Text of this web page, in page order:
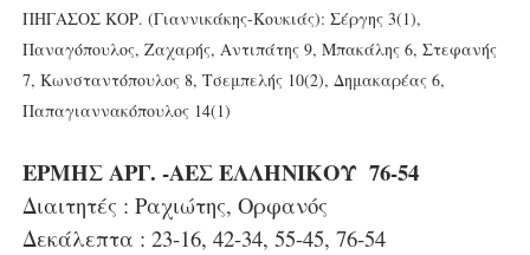
ΠΗΓΑΣΟΣ ΚΟΡ. (Γιαννικάκης-Κουκιάς): Σέργης 3(1),
Παναγόπουλος, Ζαχαρής, Αντιπάτης 9, Μπακάλης 6, Στεφανής
7, Κωνσταντόπουλος 8, Τσεμπελής 10(2), Δημακαρέας 6,
Παπαγιαννακόπουλος 14(1)
ΕΡΜΗΣ ΑΡΓ. -ΑΕΣ ΕΛΛΗΝΙΚΟΥ 76-54
Διαιτητές : Ραχιώτης, Ορφανός
Δεκάλεπτα : 23-16, 42-34, 55-45, 76-54